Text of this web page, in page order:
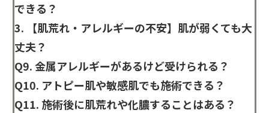
できる？
3. 【肌荒れ・アレルギーの不安】肌が弱くても大
丈夫？
Q9. 金属アレルギーがあるけど受けられる？
Q10. アトピー肌や敏感肌でも施術できる？
Q11. 施術後に肌荒れや化膿することはある？